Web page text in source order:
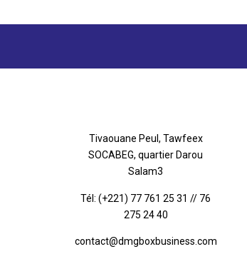
Tivaouane Peul, Tawfeex
SOCABEG, quartier Darou
Salam3
Tél: (+221) 77 761 25 31 // 76
275 24 40
contact@dmgboxbusiness.com